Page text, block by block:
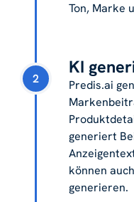
Ton, Marke
2
KI
Predis.ai
generiert
können
generieren.